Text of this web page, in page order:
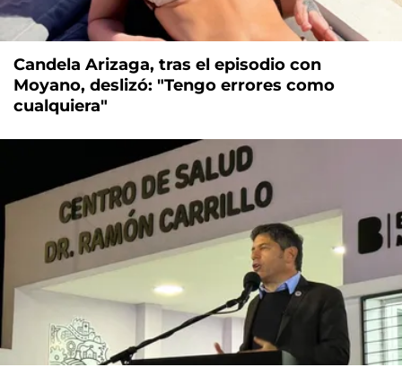
Candela Arizaga, tras el episodio con
Moyano, deslizó: "Tengo errores como
cualquiera"